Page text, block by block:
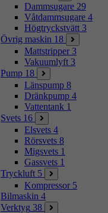
Dammsugare 29
Våtdammsugare 4
Högtryckstvätt 3
Övrig maskin 18
Mattstripper 3
Vakuumlyft 3
Pump 18
Länspump 8
Dränkpump 4
Vattentank 1
Svets 16
Elsvets 4
Rörsvets 8
Migsvets 1
Gassvets 1
Tryckluft 5
Kompressor 5
Bilmaskin 4
Verktyg 38